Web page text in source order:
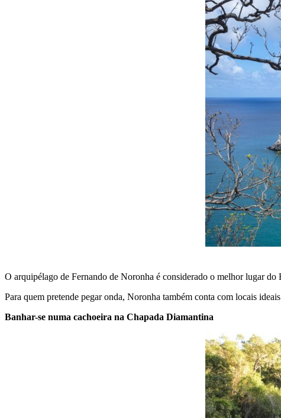
O arquipélago de Fernando de Noronha é considerado o melhor lugar do
Para quem pretende pegar onda, Noronha também conta com locais
Banhar-se numa cachoeira na Chapada Diamantina